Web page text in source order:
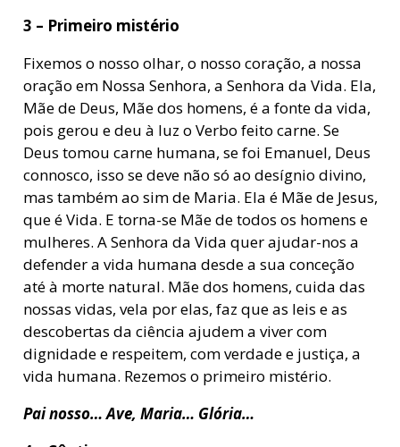
3 – Primeiro mistério
Fixemos o nosso olhar, o nosso coração, a nossa
oração em Nossa Senhora, a Senhora da Vida. Ela,
Mãe de Deus, Mãe dos homens, é a fonte da vida,
pois gerou e deu à luz o Verbo feito carne. Se
Deus tomou carne humana, se foi Emanuel, Deus
connosco, isso se deve não só ao desígnio divino,
mas também ao sim de Maria. Ela é Mãe de Jesus,
que é Vida. E torna-se Mãe de todos os homens e
mulheres. A Senhora da Vida quer ajudar-nos a
defender a vida humana desde a sua conceção
até à morte natural. Mãe dos homens, cuida das
nossas vidas, vela por elas, faz que as leis e as
descobertas da ciência ajudem a viver com
dignidade e respeitem, com verdade e justiça, a
vida humana. Rezemos o primeiro mistério.
Pai nosso… Ave, Maria… Glória…